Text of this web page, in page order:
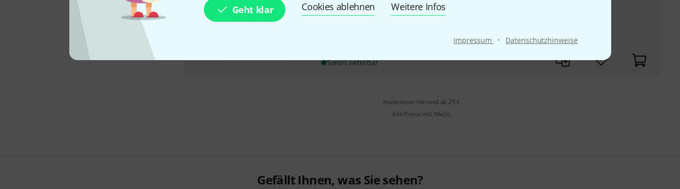
Geht klar Cookies ablehnen Weitere Infos
Impressum · Datenschutzhinweise
G-Dur: nach dem Streichquartett G-Dur op. 77 Nr. 1
mittlerer bis gehobener Schwierigkeitsgrad
Sofort lieferbar
Kostenloser Versand ab 29 €
Alle Preise inkl. MwSt.
Gefällt Ihnen, was Sie sehen?